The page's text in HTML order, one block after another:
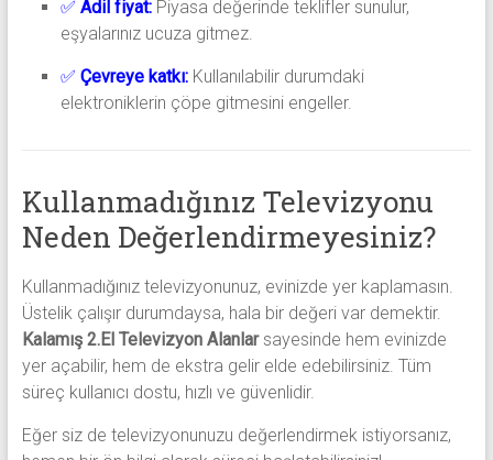
✅ Adil fiyat:Piyasa değerinde teklifler sunulur,
eşyalarınız ucuza gitmez.
✅ Çevreye katkı: Kullanılabilir durumdaki
elektroniklerin çöpe gitmesini engeller.
Kullanmadığınız Televizyonu
Neden Değerlendirmeyesiniz?
Kullanmadığınız televizyonunuz, evinizde yer kaplamasın.
Üstelik çalışır durumdaysa, hala bir değeri var demektir.
Kalamış 2.El Televizyon Alanlarsayesinde hem evinizde
yer açabilir, hem de ekstra gelir elde edebilirsiniz. Tüm
süreç kullanıcı dostu, hızlı ve güvenlidir.
Eğer siz de televizyonunuzu değerlendirmek istiyorsanız,